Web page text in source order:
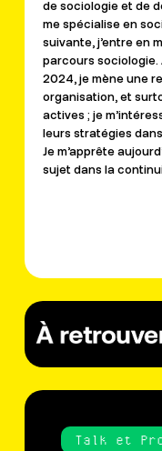
de sociologie et de
me spécialise en
suivante, j’entre en
parcours sociologie.
2024, je mène une
organisation, et
actives ; je
leurs stratégies
Je m’apprête
sujet dans la
Talk et